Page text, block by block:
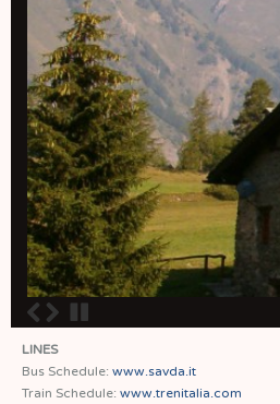
LINES
Bus Schedule: www.savda.it
Train Schedule: www.trenitalia.com